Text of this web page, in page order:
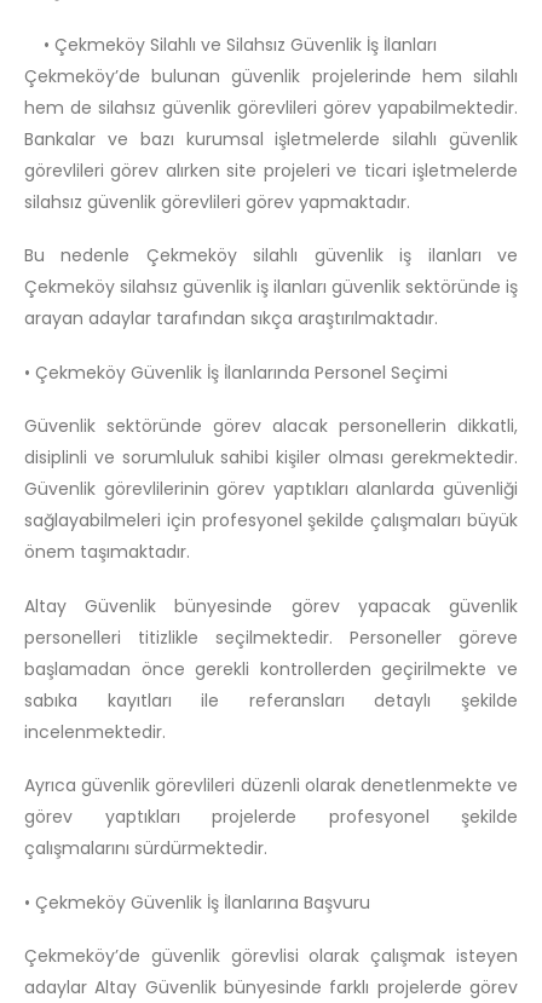
• Çekmeköy Silahlı ve Silahsız Güvenlik İş İlanları
Çekmeköy’de bulunan güvenlik projelerinde hem silahlı
hem de silahsız güvenlik görevlileri görev yapabilmektedir.
Bankalar ve bazı kurumsal işletmelerde silahlı güvenlik
görevlileri görev alırken site projeleri ve ticari işletmelerde
silahsız güvenlik görevlileri görev yapmaktadır.
Bu nedenle Çekmeköy silahlı güvenlik iş ilanları ve
Çekmeköy silahsız güvenlik iş ilanları güvenlik sektöründe iş
arayan adaylar tarafından sıkça araştırılmaktadır.
• Çekmeköy Güvenlik İş İlanlarında Personel Seçimi
Güvenlik sektöründe görev alacak personellerin dikkatli,
disiplinli ve sorumluluk sahibi kişiler olması gerekmektedir.
Güvenlik görevlilerinin görev yaptıkları alanlarda güvenliği
sağlayabilmeleri için profesyonel şekilde çalışmaları büyük
önem taşımaktadır.
Altay Güvenlik bünyesinde görev yapacak güvenlik
personelleri titizlikle seçilmektedir. Personeller göreve
başlamadan önce gerekli kontrollerden geçirilmekte ve
sabıka kayıtları ile referansları detaylı şekilde
incelenmektedir.
Ayrıca güvenlik görevlileri düzenli olarak denetlenmekte ve
görev yaptıkları projelerde profesyonel şekilde
çalışmalarını sürdürmektedir.
• Çekmeköy Güvenlik İş İlanlarına Başvuru
Çekmeköy’de güvenlik görevlisi olarak çalışmak isteyen
adaylar Altay Güvenlik bünyesinde farklı projelerde görev